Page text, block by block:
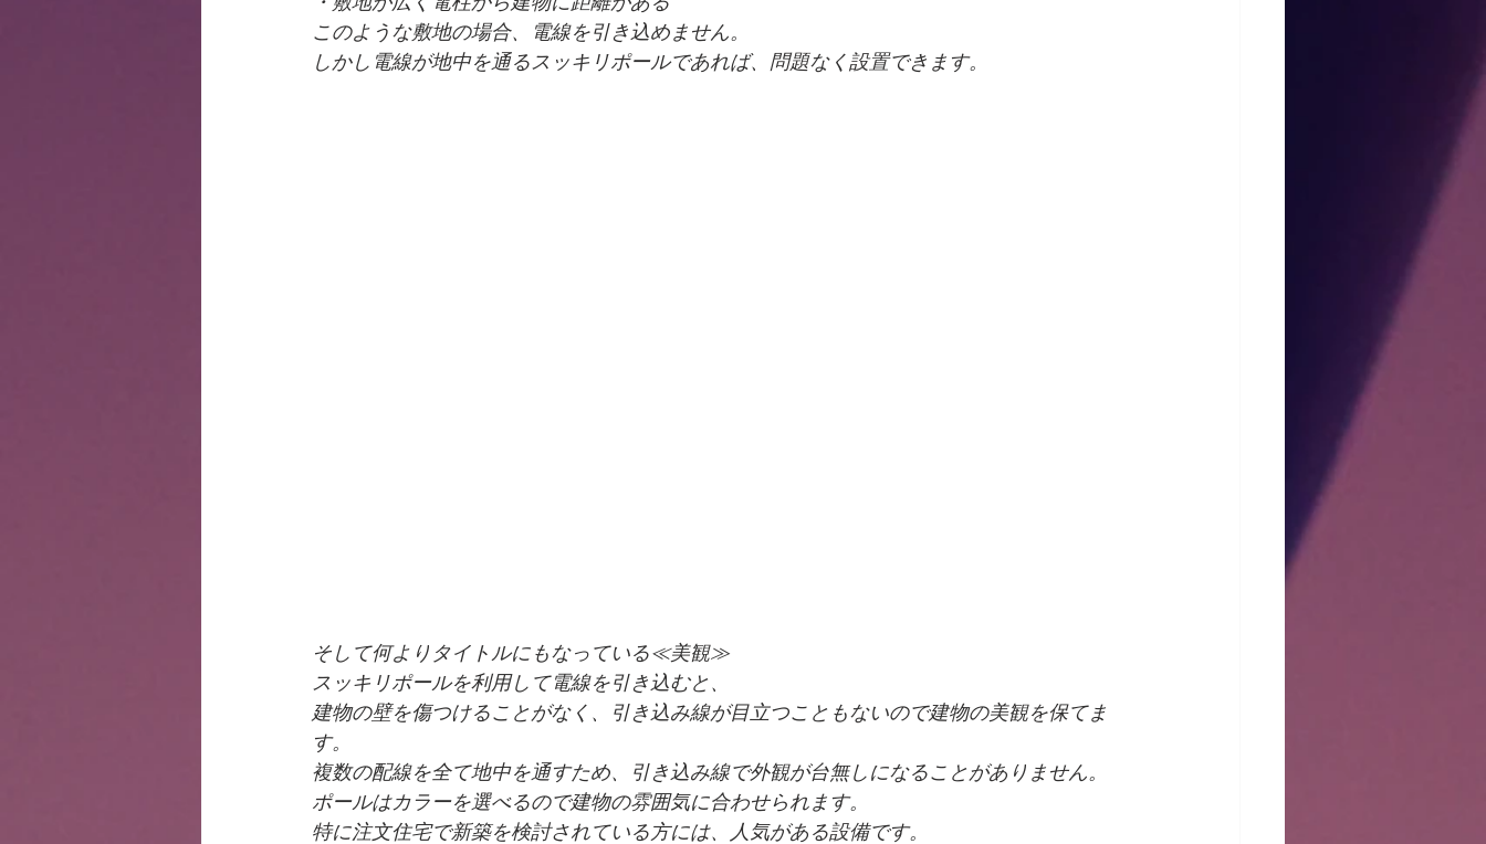
このような敷地の場合、電線を引き込めません。
しかし電線が地中を通るスッキリポールであれば、問題なく設置できます。
そして何よりタイトルにもなっている≪美観≫
スッキリポールを利用して電線を引き込むと、
建物の壁を傷つけることがなく、引き込み線が目立つこともないので建物の美観を保てま
す。
複数の配線を全て地中を通すため、引き込み線で外観が台無しになることがありません。
ポールはカラーを選べるので建物の雰囲気に合わせられます。
特に注文住宅で新築を検討されている方には、人気がある設備です。